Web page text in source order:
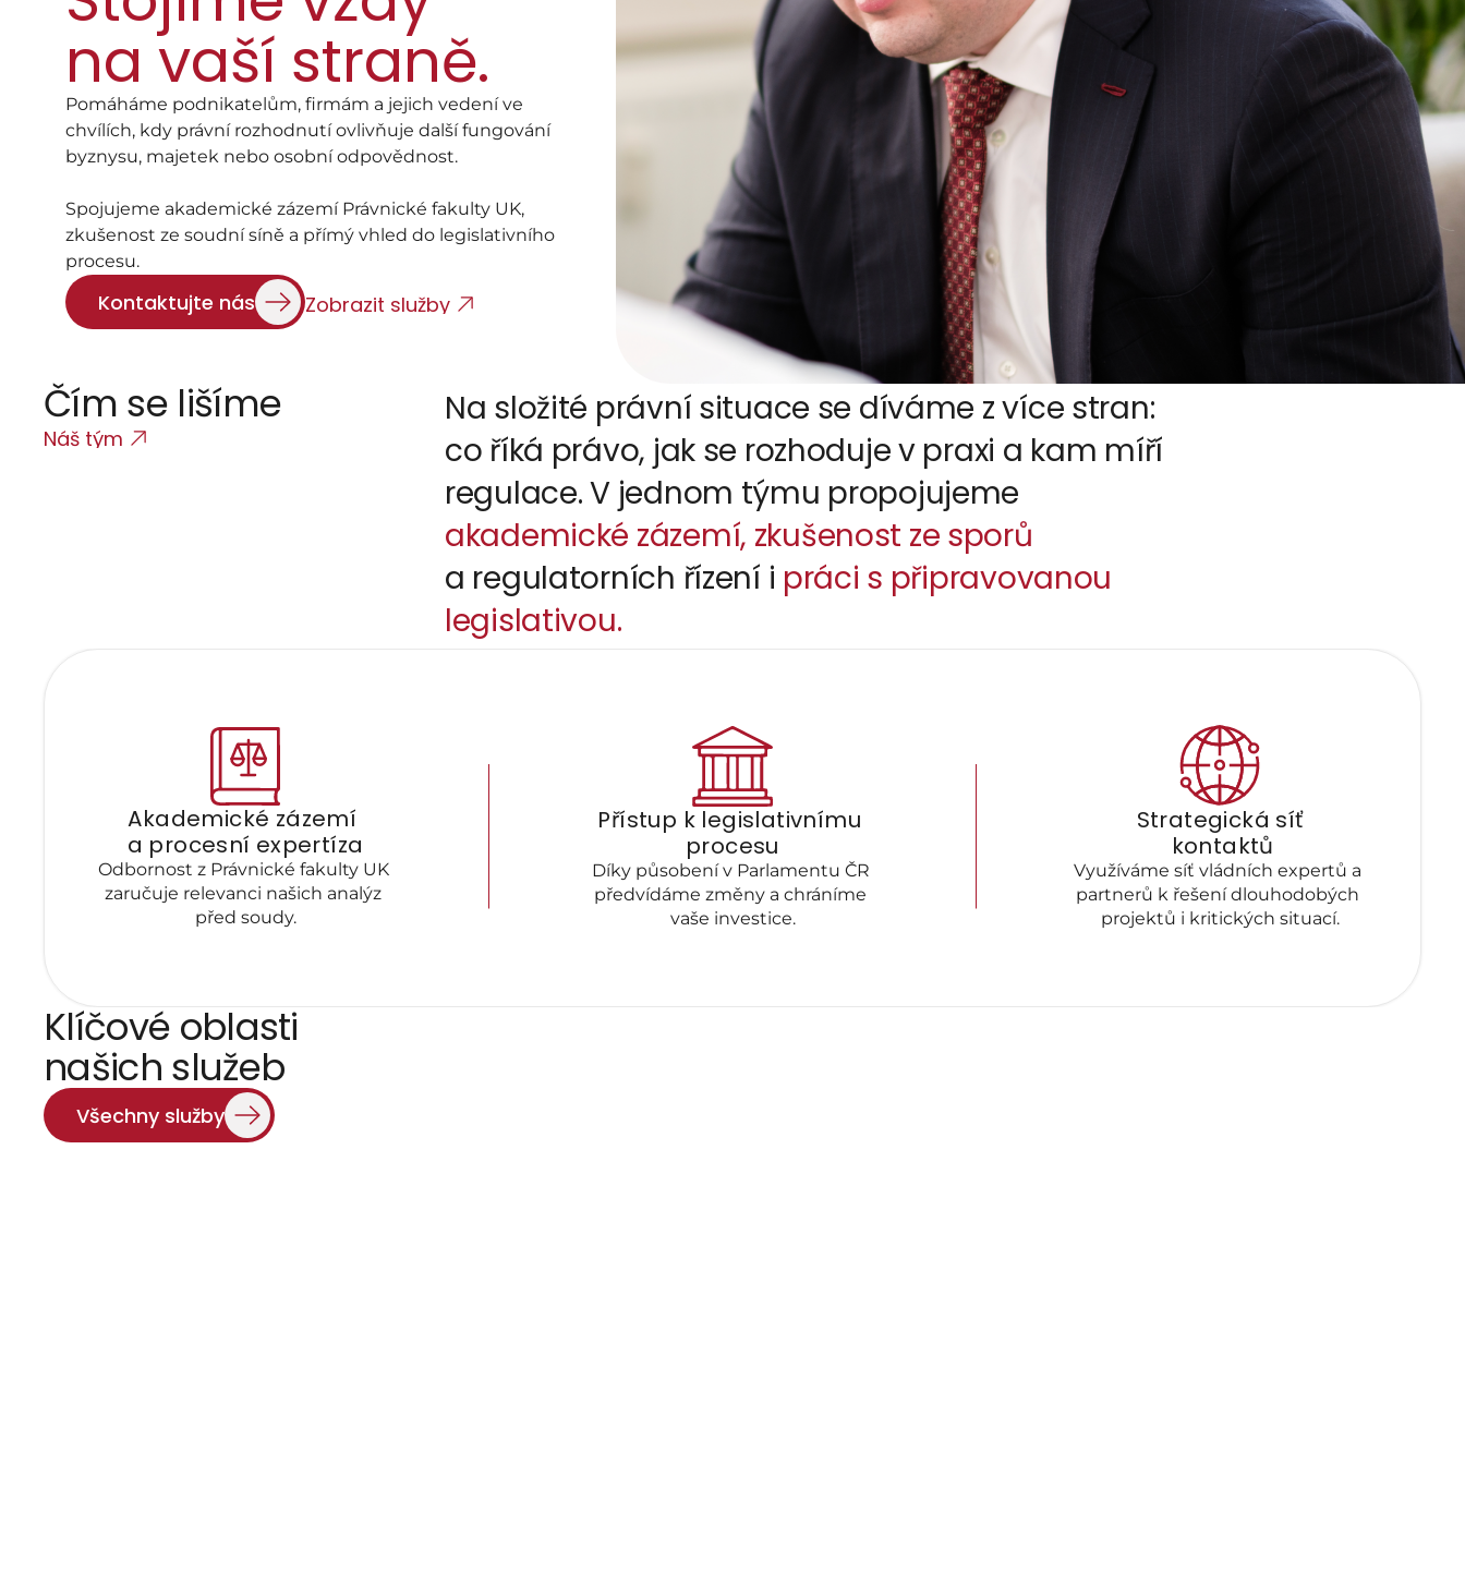
na vaší straně.
Pomáháme podnikatelům, firmám a jejich vedení ve
chvílích, kdy právní rozhodnutí ovlivňuje další fungování
byznysu, majetek nebo osobní odpovědnost.
Spojujeme akademické zázemí Právnické fakulty UK,
zkušenost ze soudní síně a přímý vhled do legislativního
procesu.
Kontaktujte nás Zobrazit služby
Čím se lišíme
Náš tým
Na složité právní situace se díváme z více stran:
co říká právo, jak se rozhoduje v praxi a kam míří
akademické zázemí, zkušenost ze sporů
a regulatorních řízení i práci s připravovanou
legislativou.
Akademické zázemí
a procesní expertíza
Odbornost z Právnické fakulty UK
zaručuje relevanci našich analýz
před soudy.
Přístup k legislativnímu
procesu
Díky působení v Parlamentu ČR
předvídáme změny a chráníme
vaše investice.
Strategická síť
kontaktů
Využíváme síť vládních expertů a
partnerů k řešení dlouhodobých
projektů i kritických situací.
Klíčové oblasti
našich služeb
Všechny služby